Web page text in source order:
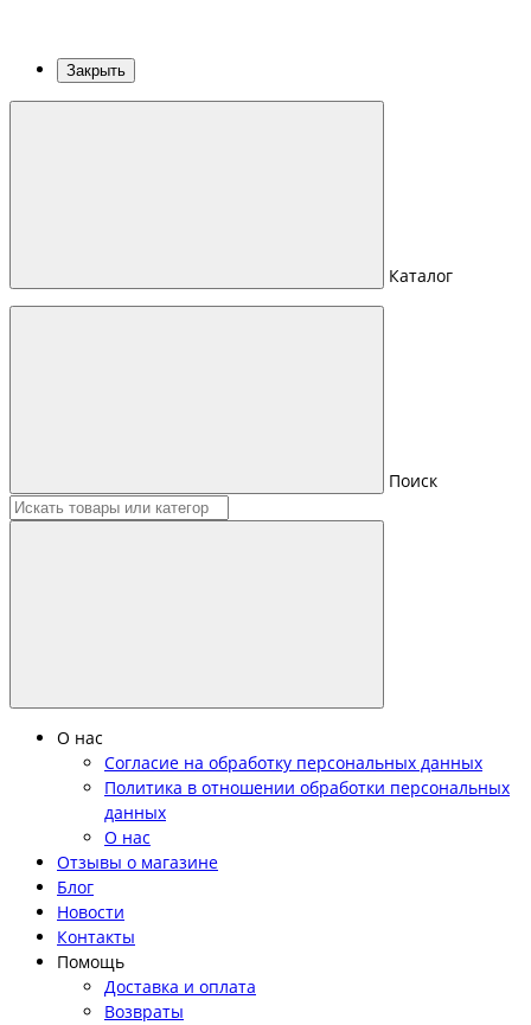
Закрыть
Каталог
Поиск
О нас
Согласие на обработку персональных данных
Политика в отношении обработки персональных
данных
О нас
Отзывы о магазине
Блог
Новости
Контакты
Помощь
Доставка и оплата
Возвраты